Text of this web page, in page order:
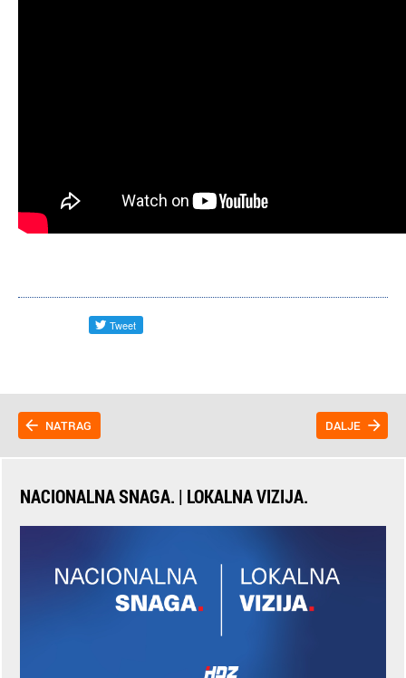
NATRAG DALJE
NACIONALNA SNAGA. | LOKALNA VIZIJA.